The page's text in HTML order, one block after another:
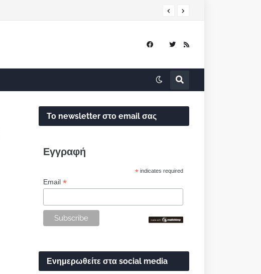
Το newsletter στο email σας
Εγγραφή
* indicates required
Email *
Ενημερωθείτε στα social media